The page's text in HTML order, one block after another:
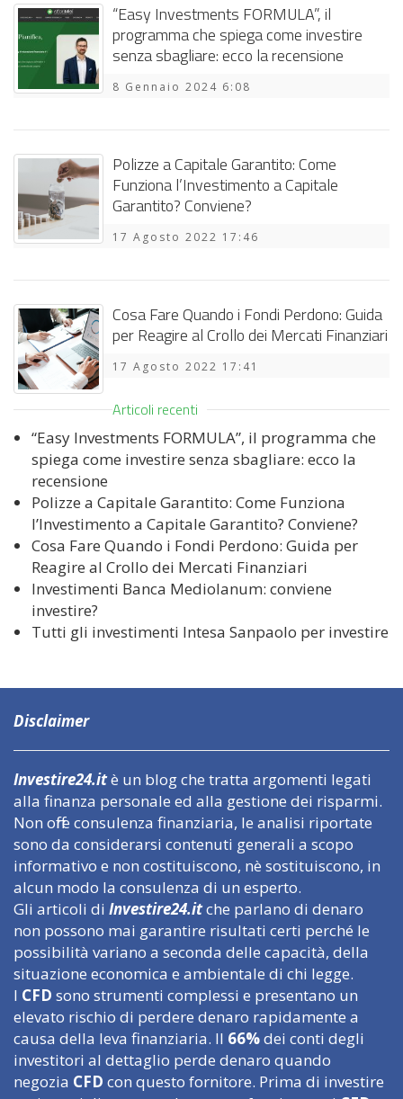
“Easy Investments FORMULA”, il
programma che spiega come investire
senza sbagliare: ecco la recensione
8 Gennaio 2024 6:08
Polizze a Capitale Garantito: Come
Funziona l’Investimento a Capitale
Garantito? Conviene?
17 Agosto 2022 17:46
Cosa Fare Quando i Fondi Perdono: Guida
per Reagire al Crollo dei Mercati Finanziari
17 Agosto 2022 17:41
Articoli recenti
“Easy Investments FORMULA”, il programma che
spiega come investire senza sbagliare: ecco la
recensione
Polizze a Capitale Garantito: Come Funziona
l’Investimento a Capitale Garantito? Conviene?
Cosa Fare Quando i Fondi Perdono: Guida per
Reagire al Crollo dei Mercati Finanziari
Investimenti Banca Mediolanum: conviene
investire?
Tutti gli investimenti Intesa Sanpaolo per investire
Disclaimer
Investire24.itè un blog che tratta argomenti legati
alla finanza personale ed alla gestione dei risparmi.
Non offre consulenza finanziaria, le analisi riportate
sono da considerarsi contenuti generali a scopo
informativo e non costituiscono, nè sostituiscono, in
alcun modo la consulenza di un esperto.
Gli articoli di Investire24.itche parlano di denaro
non possono mai garantire risultati certi perché le
possibilità variano a seconda delle capacità, della
situazione economica e ambientale di chi legge.
I CFD sono strumenti complessi e presentano un
elevato rischio di perdere denaro rapidamente a
causa della leva finanziaria. Il 66%dei conti degli
investitori al dettaglio perde denaro quando
negozia CFD con questo fornitore. Prima di investire